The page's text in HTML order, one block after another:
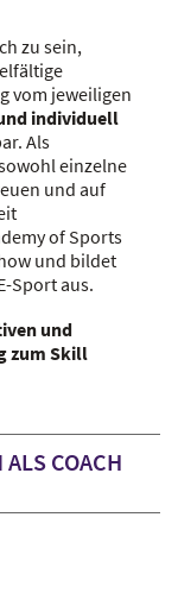
zu sein,
vom jeweiligen
individuell
Als
einzelne
und auf
of Sports
und bildet
Sport aus.
und
zum Skill
COACH